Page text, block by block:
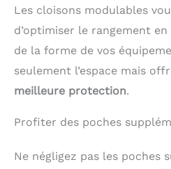
Les cloisons modulables
d’optimiser le rangement
de la forme de vos
seulement l’espace mais
meilleure protection.
Profiter des poches
Ne négligez pas les poches